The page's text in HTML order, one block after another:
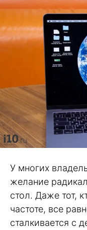
У многих
желание
стол. Даже тот,
частоте, все
сталкивается с